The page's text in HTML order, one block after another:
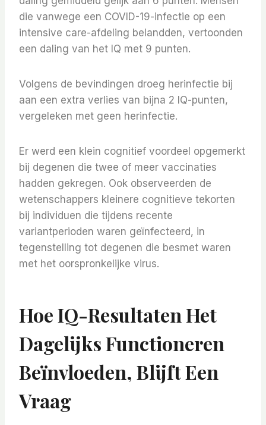
die vanwege een COVID-19-infectie op een
intensive care-afdeling belandden, vertoonden
een daling van het IQ met 9 punten.
Volgens de bevindingen droeg herinfectie bij
aan een extra verlies van bijna 2 IQ-punten,
vergeleken met geen herinfectie.
Er werd een klein cognitief voordeel opgemerkt
bij degenen die twee of meer vaccinaties
hadden gekregen. Ook observeerden de
wetenschappers kleinere cognitieve tekorten
bij individuen die tijdens recente
variantperioden waren geïnfecteerd, in
tegenstelling tot degenen die besmet waren
met het oorspronkelijke virus.
Hoe IQ-Resultaten Het
Dagelijks Functioneren
Beïnvloeden, Blijft Een
Vraag